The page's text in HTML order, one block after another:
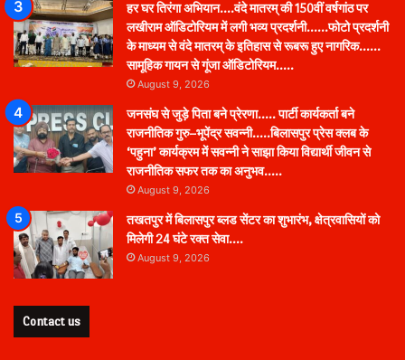
हर घर तिरंगा अभियान….वंदे मातरम् की 150वीं वर्षगांठ पर
लखीराम ऑडिटोरियम में लगी भव्य प्रदर्शनी……फोटो प्रदर्शनी
के माध्यम से वंदे मातरम् के इतिहास से रूबरू हुए नागरिक……
सामूहिक गायन से गूंजा ऑडिटोरियम…..
August 9, 2026
जनसंघ से जुड़े पिता बने प्रेरणा….. पार्टी कार्यकर्ता बने
राजनीतिक गुरु–भूपेंद्र सवन्नी…..बिलासपुर प्रेस क्लब के
‘पहुना’ कार्यक्रम में सवन्नी ने साझा किया विद्यार्थी जीवन से
राजनीतिक सफर तक का अनुभव…..
August 9, 2026
तखतपुर में बिलासपुर ब्लड सेंटर का शुभारंभ, क्षेत्रवासियों को
मिलेगी 24 घंटे रक्त सेवा….
August 9, 2026
Contact us